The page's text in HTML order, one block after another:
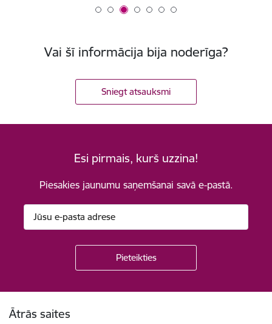
Vai šī informācija bija noderīga?
Sniegt atsauksmi
Esi pirmais, kurš uzzina!
Piesakies jaunumu saņemšanai savā e-pastā.
Ātrās saites